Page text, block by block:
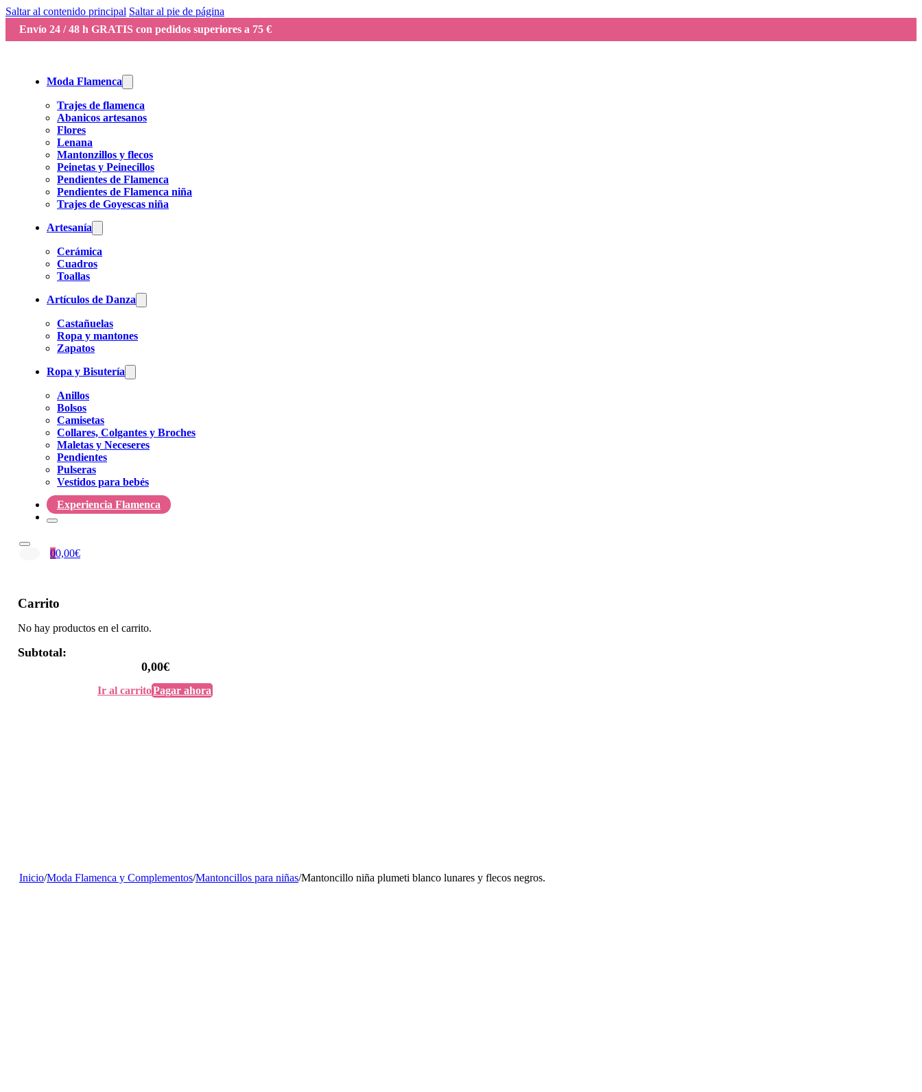
Saltar al contenido principal Saltar al pie de página
Envío 24 / 48 h GRATIS con pedidos superiores a 75 €
Moda Flamenca
Trajes de flamenca
Abanicos artesanos
Flores
Lenana
Mantonzillos y flecos
Peinetas y Peinecillos
Pendientes de Flamenca
Pendientes de Flamenca niña
Trajes de Goyescas niña
Artesanía
Cerámica
Cuadros
Toallas
Artículos de Danza
Castañuelas
Ropa y mantones
Zapatos
Ropa y Bisutería
Anillos
Bolsos
Camisetas
Collares, Colgantes y Broches
Maletas y Neceseres
Pendientes
Pulseras
Vestidos para bebés
Experiencia Flamenca
00,00€
Carrito
No hay productos en el carrito.
Subtotal:
0,00€
Ir al carritoPagar ahora
Inicio/Moda Flamenca y Complementos/Mantoncillos para niñas/Mantoncillo niña plumeti blanco lunares y flecos negros.